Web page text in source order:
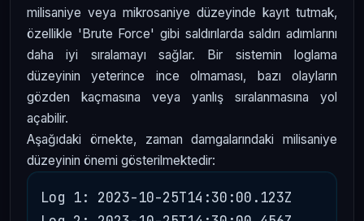
milisaniye veya mikrosaniye düzeyinde kayıt tutmak,
özellikle 'Brute Force' gibi saldırılarda saldırı adımlarını
daha iyi sıralamayı sağlar. Bir sistemin loglama
düzeyinin yeterince ince olmaması, bazı olayların
gözden kaçmasına veya yanlış sıralanmasına yol
açabilir.
Aşağıdaki örnekte, zaman damgalarındaki milisaniye
düzeyinin önemi gösterilmektedir:
Log 1: 2023-10-25T14:30:00.123Z